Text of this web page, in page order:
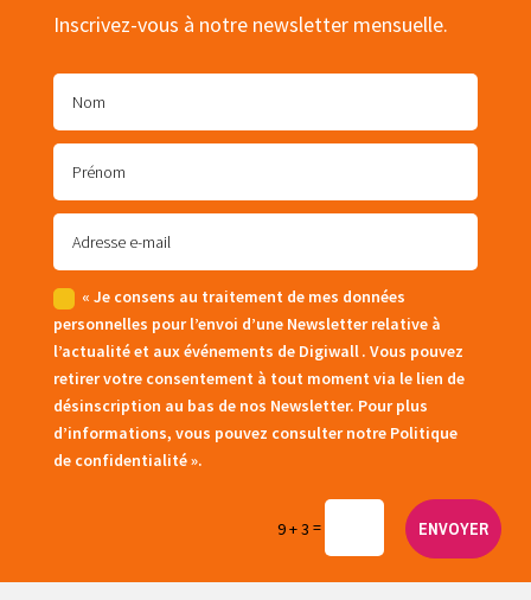
Inscrivez-vous à notre newsletter mensuelle.
« Je consens au traitement de mes données
personnelles pour l’envoi d’une Newsletter relative à
l’actualité et aux événements de Digiwall . Vous pouvez
retirer votre consentement à tout moment via le lien de
désinscription au bas de nos Newsletter. Pour plus
d’informations, vous pouvez consulter notre Politique
de confidentialité ».
9 + 3 = ENVOYER